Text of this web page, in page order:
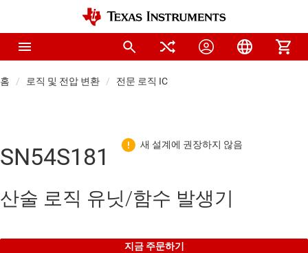
홈 로직 및 전압 변환 전문 로직 IC
SN54S181
산술 로직 유닛/함수 발생기
지금 주문하기